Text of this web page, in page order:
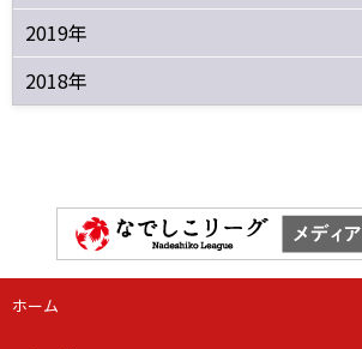
2019年
2018年
ホーム